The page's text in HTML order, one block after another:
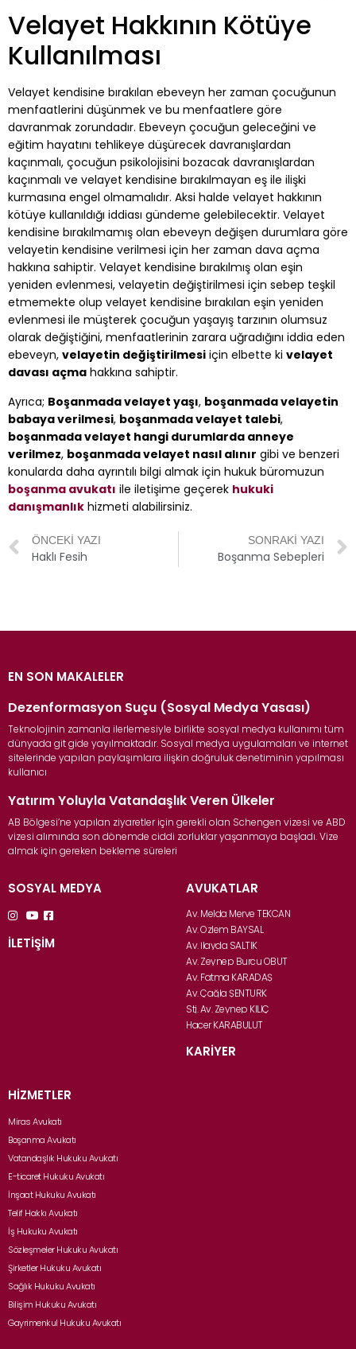
Velayet Hakkının Kötüye
Kullanılması
Velayet kendisine bırakılan ebeveyn her zaman çocuğunun
menfaatlerini düşünmek ve bu menfaatlere göre
davranmak zorundadır. Ebeveyn çocuğun geleceğini ve
eğitim hayatını tehlikeye düşürecek davranışlardan
kaçınmalı, çocuğun psikolojisini bozacak davranışlardan
kaçınmalı ve velayet kendisine bırakılmayan eş ile ilişki
kurmasına engel olmamalıdır. Aksi halde velayet hakkının
kötüye kullanıldığı iddiası gündeme gelebilecektir. Velayet
kendisine bırakılmamış olan ebeveyn değişen durumlara göre
velayetin kendisine verilmesi için her zaman dava açma
hakkına sahiptir. Velayet kendisine bırakılmış olan eşin
yeniden evlenmesi, velayetin değiştirilmesi için sebep teşkil
etmemekte olup velayet kendisine bırakılan eşin yeniden
evlenmesi ile müşterek çocuğun yaşayış tarzının olumsuz
olarak değiştiğini, menfaatlerinin zarara uğradığını iddia eden
ebeveyn, velayetin değiştirilmesi için elbette ki velayet
davası açma hakkına sahiptir.
Ayrıca; Boşanmada velayet yaşı, boşanmada velayetin
babaya verilmesi, boşanmada velayet talebi,
boşanmada velayet hangi durumlarda anneye
verilmez, boşanmada velayet nasıl alınır gibi ve benzeri
konularda daha ayrıntılı bilgi almak için hukuk büromuzun
boşanma avukatı ile iletişime geçerek hukuki
danışmanlık hizmeti alabilirsiniz.
ÖNCEKI YAZI
Haklı Fesih
SONRAKI YAZI
Boşanma Sebepleri
EN SON MAKALELER
Dezenformasyon Suçu (Sosyal Medya Yasası)
Teknolojinin zamanla ilerlemesiyle birlikte sosyal medya kullanımı tüm
dünyada git gide yayılmaktadır. Sosyal medya uygulamaları ve internet
sitelerinde yapılan paylaşımlara ilişkin doğruluk denetiminin yapılması
kullanıcı
Yatırım Yoluyla Vatandaşlık Veren Ülkeler
AB Bölgesi’ne yapılan ziyaretler için gerekli olan Schengen vizesi ve ABD
vizesi alımında son dönemde ciddi zorluklar yaşanmaya başladı. Vize
almak için gereken bekleme süreleri
SOSYAL MEDYA
İLETİŞİM
AVUKATLAR
Av. Melda Merve TEKCAN
Av. Özlem BAYSAL
Av. İlayda SALTIK
Av. Zeynep Burcu OBUT
Av. Fatma KARADAŞ
Av. Çağla ŞENTÜRK
Stj. Av. Zeynep KILIÇ
Hacer KARABULUT
KARİYER
HİZMETLER
Miras Avukatı
Boşanma Avukatı
Vatandaşlık Hukuku Avukatı
E-ticaret Hukuku Avukatı
İnşaat Hukuku Avukatı
Telif Hakkı Avukatı
İş Hukuku Avukatı
Sözleşmeler Hukuku Avukatı
Şirketler Hukuku Avukatı
Sağlık Hukuku Avukatı
Bilişim Hukuku Avukatı
Gayrimenkul Hukuku Avukatı